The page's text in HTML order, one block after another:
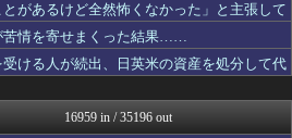
やみ速@なんJ西武まとめ
コリアル
キニ速
ルフレch. - ファイア...
WorldFootball...
があるけど全然怖くなかった」と主張して
苦情を寄せまくった結果……
ける人が続出、日英米の資産を処分して代
16959 in / 35196 out